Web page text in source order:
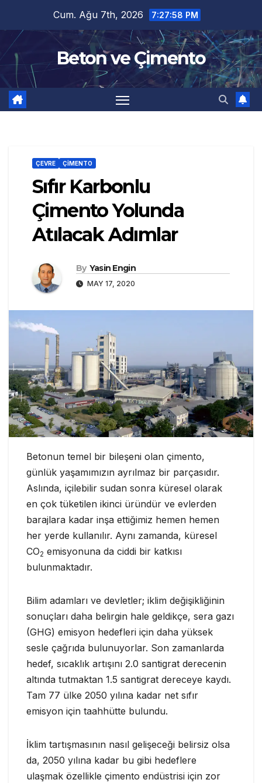
content
Cum. Ağu 7th, 2026 7:27:59 PM
Beton ve Çimento
ÇEVRE ÇİMENTO
Sıfır Karbonlu
Çimento Yolunda
Atılacak Adımlar
By Yasin Engin
MAY 17, 2020
Betonun temel bir bileşeni olan çimento,
günlük yaşamımızın ayrılmaz bir parçasıdır.
Aslında, içilebilir sudan sonra küresel olarak
en çok tüketilen ikinci üründür ve evlerden
barajlara kadar inşa ettiğimiz hemen hemen
her yerde kullanılır. Aynı zamanda, küresel
CO2 emisyonuna da ciddi bir katkısı
bulunmaktadır.
Bilim adamları ve devletler; iklim değişikliğinin
sonuçları daha belirgin hale geldikçe, sera gazı
(GHG) emisyon hedefleri için daha yüksek
sesle çağrıda bulunuyorlar. Son zamanlarda
hedef, sıcaklık artışını 2.0 santigrat derecenin
altında tutmaktan 1.5 santigrat dereceye kaydı.
Tam 77 ülke 2050 yılına kadar net sıfır
emisyon için taahhütte bulundu.
İklim tartışmasının nasıl gelişeceği belirsiz olsa
da, 2050 yılına kadar bu gibi hedeflere
ulaşmak özellikle çimento endüstrisi için zor